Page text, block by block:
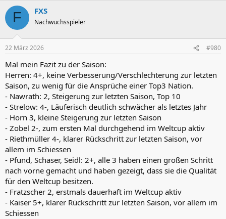
k
i
e
:
F FXS
Nachwuchsspieler
22 März 2026 #980
Mal mein Fazit zu der Saison:
Herren: 4+, keine Verbesserung/Verschlechterung zur letzten
Saison, zu wenig für die Ansprüche einer Top3 Nation.
- Nawrath: 2, Steigerung zur letzten Saison, Top 10
- Strelow: 4-, Läuferisch deutlich schwächer als letztes Jahr
- Horn 3, kleine Steigerung zur letzten Saison
- Zobel 2-, zum ersten Mal durchgehend im Weltcup aktiv
- Riethmüller 4-, klarer Rückschritt zur letzten Saison, vor
allem im Schiessen
- Pfund, Schaser, Seidl: 2+, alle 3 haben einen großen Schritt
nach vorne gemacht und haben gezeigt, dass sie die Qualität
für den Weltcup besitzen.
- Fratzscher 2, erstmals dauerhaft im Weltcup aktiv
- Kaiser 5+, klarer Rückschritt zur letzten Saison, vor allem im
Schiessen